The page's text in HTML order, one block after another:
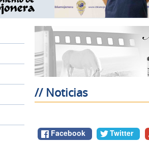
// Noticias
Facebook Twitter